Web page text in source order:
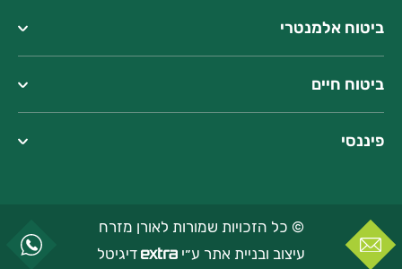
ביטוח אלמנטרי
ביטוח חיים
פיננסי
© כל הזכויות שמורות לאורן מזרח
עיצוב ובניית אתר ע״י
דיגיטל
כתובתנו:המצודה 23, אזור
טל':077-2207000
שעות פעילות:
כתובת המייל שלנו:
bestprice@oren-ins.co.il